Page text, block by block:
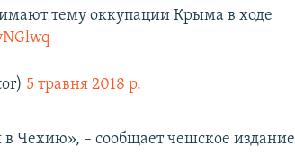
тему оккупации Крыма в ходе
5 травня 2018 р.
Чехию», – сообщает чешское издание